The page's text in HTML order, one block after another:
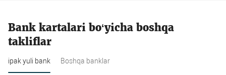
Bank kartalari bo‘yicha boshqa
takliflar
ipak yuli bank Boshqa banklar